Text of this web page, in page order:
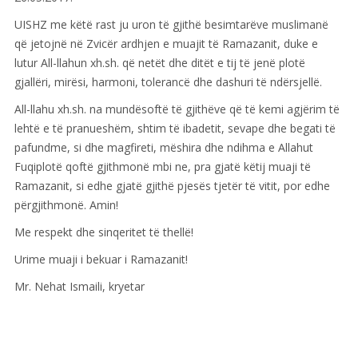
UISHZ me këtë rast ju uron të gjithë besimtarëve muslimanë
që jetojnë në Zvicër ardhjen e muajit të Ramazanit, duke e
lutur All-llahun xh.sh. që netët dhe ditët e tij të jenë plotë
gjallëri, mirësi, harmoni, tolerancë dhe dashuri të ndërsjellë.
All-llahu xh.sh. na mundësoftë të gjithëve që të kemi agjërim të
lehtë e të pranueshëm, shtim të ibadetit, sevape dhe begati të
pafundme, si dhe magfireti, mëshira dhe ndihma e Allahut
Fuqiplotë qoftë gjithmonë mbi ne, pra gjatë këtij muaji të
Ramazanit, si edhe gjatë gjithë pjesës tjetër të vitit, por edhe
përgjithmonë. Amin!
Me respekt dhe sinqeritet të thellë!
Urime muaji i bekuar i Ramazanit!
Mr. Nehat Ismaili, kryetar